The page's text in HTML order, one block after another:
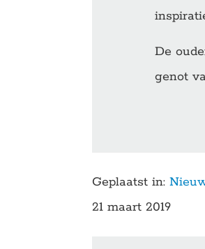
De
genot
Geplaatst in:
21 maart 2019